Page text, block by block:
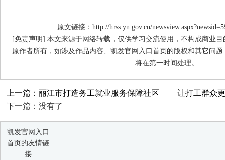
原文链接：http://hrss.yn.gov.cn/
[免责声明] 本文来源于网络转载，仅供学习交流使用，不构成商业
原作者所有，如涉及作品内容、凯发官网入口首页的版权和其它问
将在第一时间处理。
上一篇：丽江市打造务工就业服务保障社区—— 让打工群众
下一篇：没有了
凯发官网入口
首页的友情链
接